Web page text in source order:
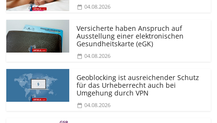
04.08.2026
Versicherte haben Anspruch auf
Ausstellung einer elektronischen
Gesundheitskarte (eGK)
04.08.2026
Geoblocking ist ausreichender Schutz
für das Urheberrecht auch bei
Umgehung durch VPN
04.08.2026